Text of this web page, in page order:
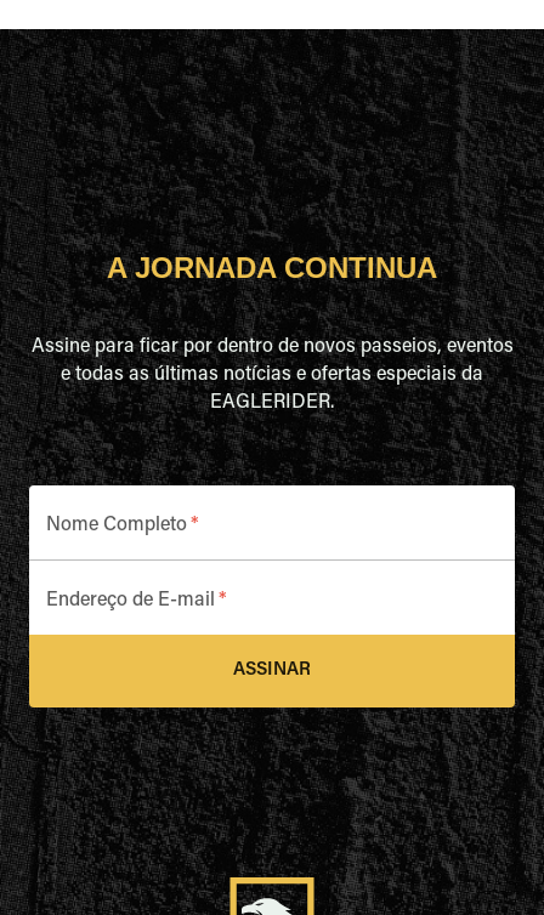
A JORNADA CONTINUA
Assine para ficar por dentro de novos passeios, eventos
e todas as últimas notícias e ofertas especiais da
EAGLERIDER.
Nome Completo*
Endereço de E-mail *
ASSINAR